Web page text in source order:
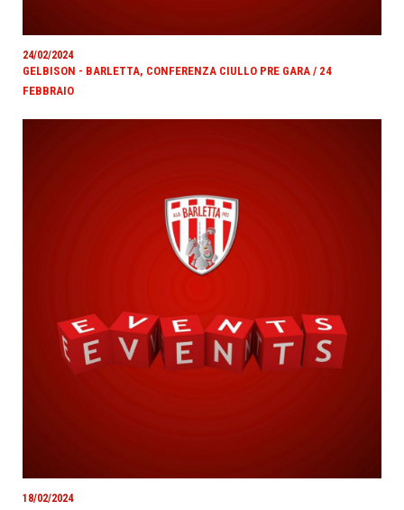
24/02/2024
GELBISON - BARLETTA, CONFERENZA CIULLO PRE GARA / 24
FEBBRAIO
18/02/2024